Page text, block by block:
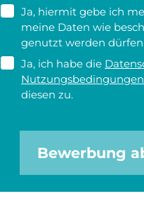
Ja, hiermit gebe ich
meine Daten wie
genutzt werden
Ja, ich habe die
Nutzungsbedingungen
diesen zu.
Bewerbung